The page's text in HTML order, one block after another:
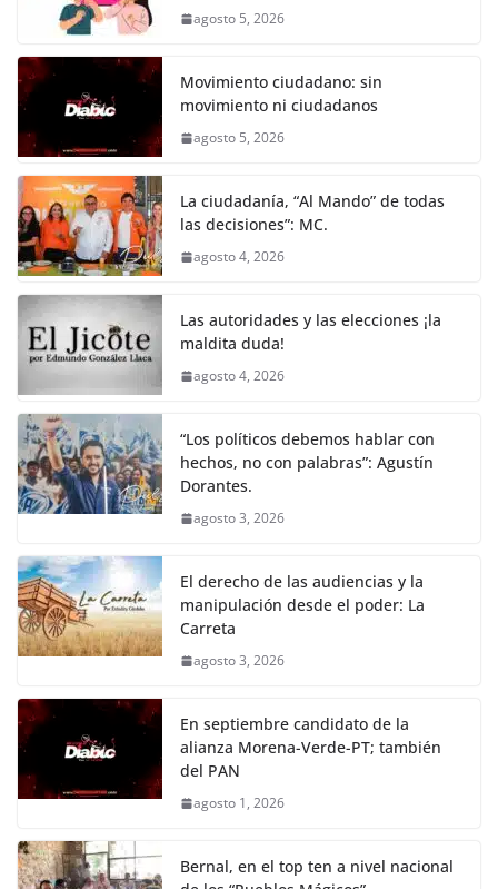
agosto 5, 2026
Movimiento ciudadano: sin
movimiento ni ciudadanos
agosto 5, 2026
La ciudadanía, “Al Mando” de todas
las decisiones”: MC.
agosto 4, 2026
Las autoridades y las elecciones ¡la
maldita duda!
agosto 4, 2026
“Los políticos debemos hablar con
hechos, no con palabras”: Agustín
Dorantes.
agosto 3, 2026
El derecho de las audiencias y la
manipulación desde el poder: La
Carreta
agosto 3, 2026
En septiembre candidato de la
alianza Morena-Verde-PT; también
del PAN
agosto 1, 2026
Bernal, en el top ten a nivel nacional